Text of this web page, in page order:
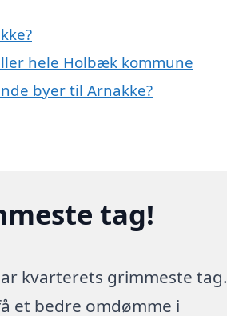
hele Holbæk kommune
byer til Arnakke?
tag!
kvarterets grimmeste tag.
et bedre omdømme i